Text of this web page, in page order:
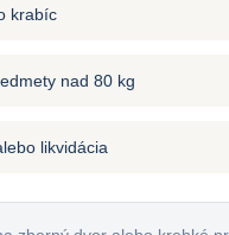
krabíc
nad 80 kg
likvidácia